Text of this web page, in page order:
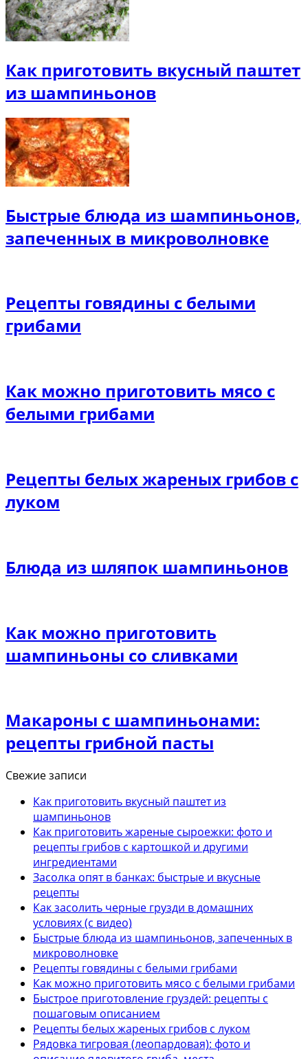
Как приготовить вкусный паштет
из шампиньонов
Быстрые блюда из шампиньонов,
запеченных в микроволновке
Рецепты говядины с белыми
грибами
Как можно приготовить мясо с
белыми грибами
Рецепты белых жареных грибов с
луком
Блюда из шляпок шампиньонов
Как можно приготовить
шампиньоны со сливками
Макароны с шампиньонами:
рецепты грибной пасты
Свежие записи
Как приготовить вкусный паштет из
шампиньонов
Как приготовить жареные сыроежки: фото и
рецепты грибов с картошкой и другими
ингредиентами
Засолка опят в банках: быстрые и вкусные
рецепты
Как засолить черные грузди в домашних
условиях (с видео)
Быстрые блюда из шампиньонов, запеченных в
микроволновке
Рецепты говядины с белыми грибами
Как можно приготовить мясо с белыми грибами
Быстрое приготовление груздей: рецепты с
пошаговым описанием
Рецепты белых жареных грибов с луком
Рядовка тигровая (леопардовая): фото и